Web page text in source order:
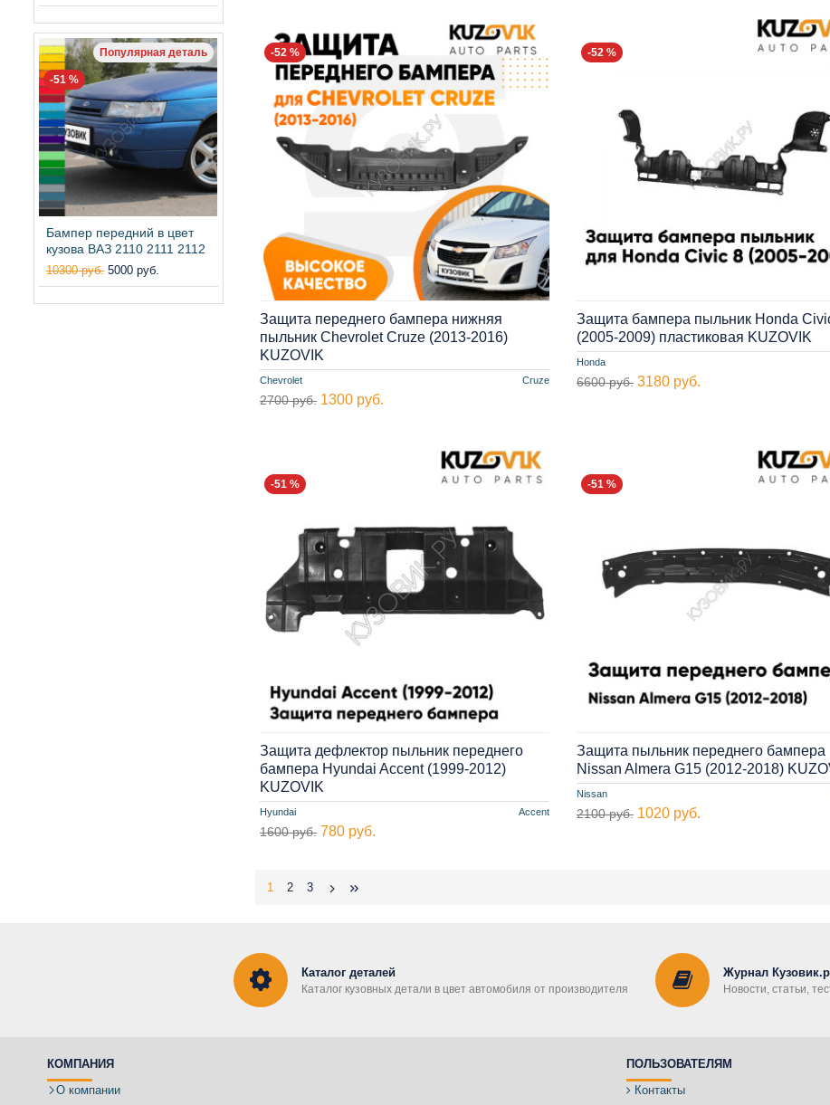
Популярная деталь
-51 %
Бампер передний в цвет
кузова ВАЗ 2110 2111 2112
10300 руб. 5000 руб.
-52 %
Chevrolet Cruze
Защита переднего бампера нижняя
пыльник Chevrolet Cruze (2013-2016)
KUZOVIK
2700 руб. 1300 руб.
-52 %
Honda
Защита бампера пыльник Honda
(2005-2009) пластиковая KUZOVIK
6600 руб. 3180 руб.
-51 %
Hyundai Accent
Защита дефлектор пыльник переднего
бампера Hyundai Accent (1999-2012)
KUZOVIK
1600 руб. 780 руб.
-51 %
Nissan
Защита пыльник переднего бампера
Nissan Almera G15 (2012-2018)
2100 руб. 1020 руб.
1 2 3
Каталог деталей
Каталог кузовных детали в цвет автомобиля от производителя
Журнал
Новости, статьи,
КОМПАНИЯ
О компании
ПОЛЬЗОВАТЕЛЯМ
Контакты